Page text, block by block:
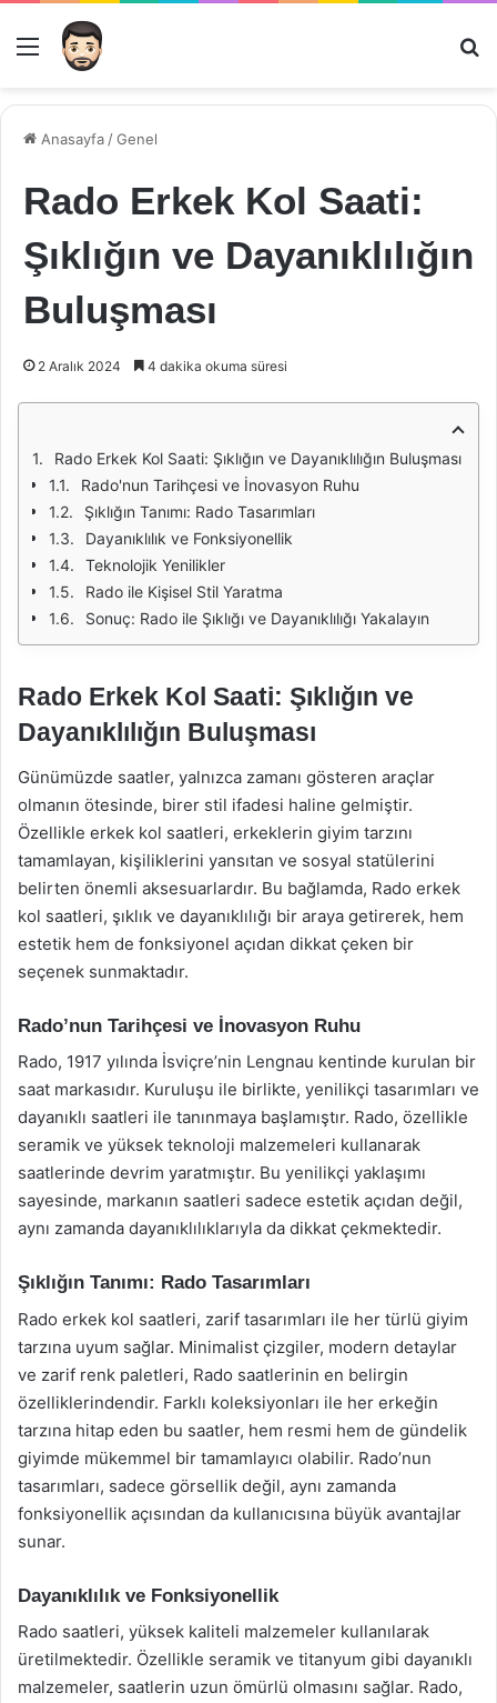
Menü
Anasayfa /Genel
Rado Erkek Kol Saati:
Şıklığın ve Dayanıklılığın
Buluşması
2 Aralık 2024 4 dakika okuma süresi
Rado Erkek Kol Saati: Şıklığın ve Dayanıklılığın Buluşması
Rado'nun Tarihçesi ve İnovasyon Ruhu
Şıklığın Tanımı: Rado Tasarımları
Dayanıklılık ve Fonksiyonellik
Teknolojik Yenilikler
Rado ile Kişisel Stil Yaratma
Sonuç: Rado ile Şıklığı ve Dayanıklılığı Yakalayın
Rado Erkek Kol Saati: Şıklığın ve
Dayanıklılığın Buluşması
Günümüzde saatler, yalnızca zamanı gösteren araçlar
olmanın ötesinde, birer stil ifadesi haline gelmiştir.
Özellikle erkek kol saatleri, erkeklerin giyim tarzını
tamamlayan, kişiliklerini yansıtan ve sosyal statülerini
belirten önemli aksesuarlardır. Bu bağlamda, Rado erkek
kol saatleri, şıklık ve dayanıklılığı bir araya getirerek, hem
estetik hem de fonksiyonel açıdan dikkat çeken bir
seçenek sunmaktadır.
Rado’nun Tarihçesi ve İnovasyon Ruhu
Rado, 1917 yılında İsviçre’nin Lengnau kentinde kurulan bir
saat markasıdır. Kuruluşu ile birlikte, yenilikçi tasarımları ve
dayanıklı saatleri ile tanınmaya başlamıştır. Rado, özellikle
seramik ve yüksek teknoloji malzemeleri kullanarak
saatlerinde devrim yaratmıştır. Bu yenilikçi yaklaşımı
sayesinde, markanın saatleri sadece estetik açıdan değil,
aynı zamanda dayanıklılıklarıyla da dikkat çekmektedir.
Şıklığın Tanımı: Rado Tasarımları
Rado erkek kol saatleri, zarif tasarımları ile her türlü giyim
tarzına uyum sağlar. Minimalist çizgiler, modern detaylar
ve zarif renk paletleri, Rado saatlerinin en belirgin
özelliklerindendir. Farklı koleksiyonları ile her erkeğin
tarzına hitap eden bu saatler, hem resmi hem de gündelik
giyimde mükemmel bir tamamlayıcı olabilir. Rado’nun
tasarımları, sadece görsellik değil, aynı zamanda
fonksiyonellik açısından da kullanıcısına büyük avantajlar
sunar.
Dayanıklılık ve Fonksiyonellik
Rado saatleri, yüksek kaliteli malzemeler kullanılarak
üretilmektedir. Özellikle seramik ve titanyum gibi dayanıklı
malzemeler, saatlerin uzun ömürlü olmasını sağlar. Rado,